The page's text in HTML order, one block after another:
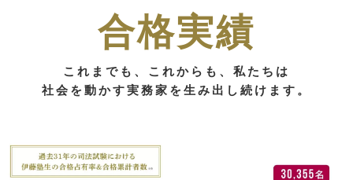
合格実績
これまでも、これからも、私たちは
社会を動かす実務家を生み出し続けます。